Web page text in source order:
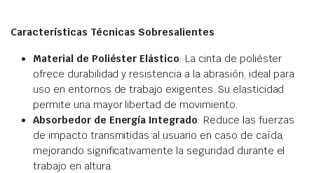
Características Técnicas Sobresalientes
Material de Poliéster Elástico: La cinta de poliéster
ofrece durabilidad y resistencia a la abrasión, ideal para
uso en entornos de trabajo exigentes. Su elasticidad
permite una mayor libertad de movimiento.
Absorbedor de Energía Integrado: Reduce las fuerzas
de impacto transmitidas al usuario en caso de caída,
mejorando significativamente la seguridad durante el
trabajo en altura.